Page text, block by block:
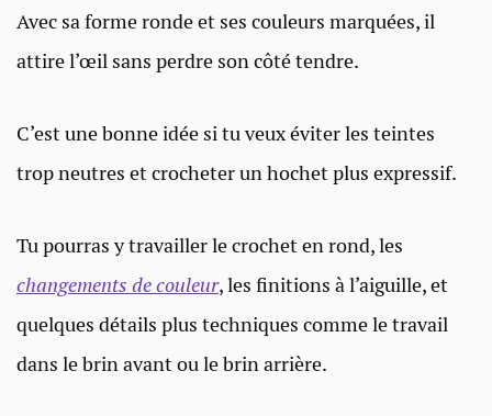
Avec sa forme ronde et ses couleurs marquées, il
attire l’œil sans perdre son côté tendre.
C’est une bonne idée si tu veux éviter les teintes
trop neutres et crocheter un hochet plus expressif.
Tu pourras y travailler le crochet en rond, les
changements de couleur, les finitions à l’aiguille, et
quelques détails plus techniques comme le travail
dans le brin avant ou le brin arrière.